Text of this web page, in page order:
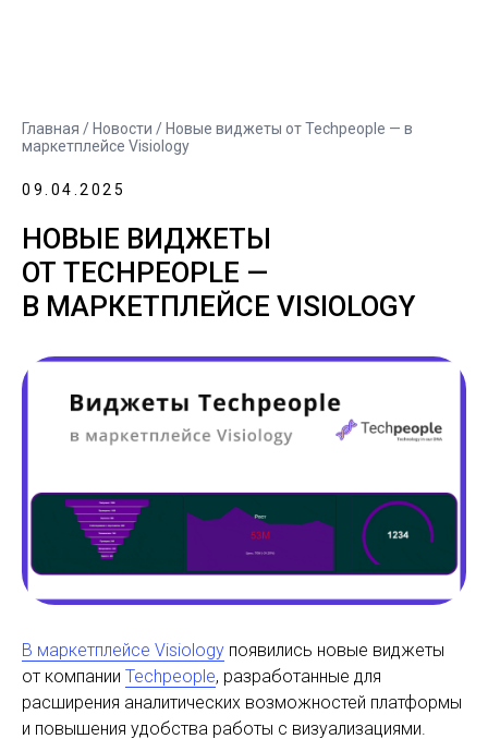
Главная / Новости / Новые виджеты от Techpeople — в
маркетплейсе Visiology
09.04.2025
НОВЫЕ ВИДЖЕТЫ
ОТ TECHPEOPLE —
В МАРКЕТПЛЕЙСЕ VISIOLOGY
В маркетплейсе Visiology появились новые виджеты
от компании Techpeople, разработанные для
расширения аналитических возможностей платформы
и повышения удобства работы с визуализациями.